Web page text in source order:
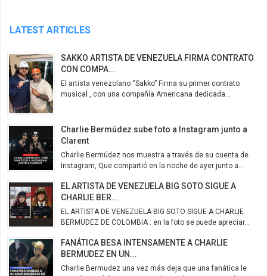
LATEST ARTICLES
SAKKO ARTISTA DE VENEZUELA FIRMA CONTRATO
CON COMPA...
El artista venezolano “Sakko” Firma su primer contrato
musical , con una compañía Americana dedicada...
Charlie Bermúdez sube foto a Instagram junto a
Clarent
Charlie Bermúdez nos muestra a través de su cuenta de
Instagram, Que compartió en la noche de ayer junto a...
EL ARTISTA DE VENEZUELA BIG SOTO SIGUE A
CHARLIE BER...
EL ARTISTA DE VENEZUELA BIG SOTO SIGUE A CHARLIE
BERMUDEZ DE COLOMBIA : en la foto se puede apreciar...
FANÁTICA BESA INTENSAMENTE A CHARLIE
BERMUDEZ EN UN...
Charlie Bermudez una vez más deja que una fanática le